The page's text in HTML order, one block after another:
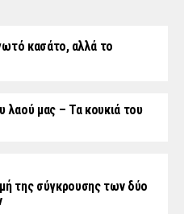
κασάτο, αλλά το
λαού μας – Τα κουκιά του
της σύγκρουσης των δύο